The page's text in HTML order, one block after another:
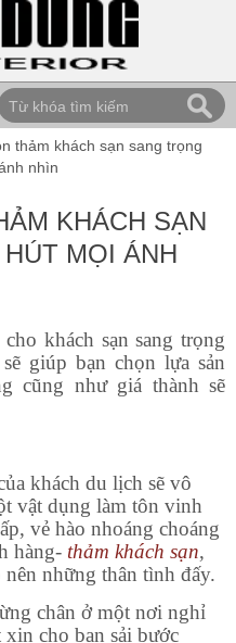
thảm khách sạn sang trọng
nhìn
KHÁCH SẠN
MỌI ÁNH
khách sạn sang trọng
giúp bạn chọn lựa sản
cũng như giá thành sẽ
khách du lịch sẽ vô
vật dụng làm tôn vinh
vẻ hào nhoáng choáng
hàng- thảm khách sạn,
những thân tình đấy.
chân ở một nơi nghỉ
cho bạn sải bước